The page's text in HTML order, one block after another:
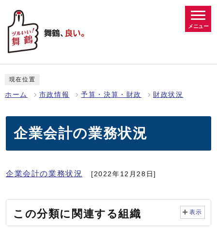
メニュー
現在位置
ホーム 市政情報 予算・決算・財政 財政状況
企業会計の業務状況
企業会計の業務状況 [2022年12月28日]
この分類に関連する組織 表示